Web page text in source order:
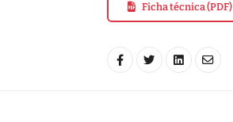
Ficha técnica (PDF)